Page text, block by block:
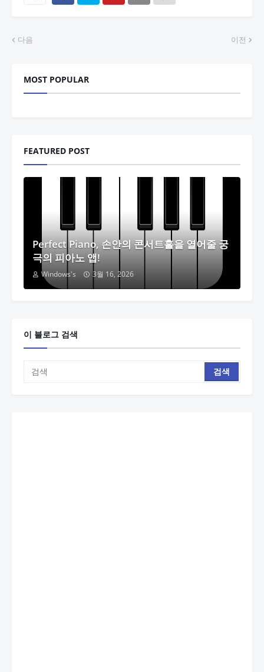
다음 이전
MOST POPULAR
FEATURED POST
Perfect Piano, 손안의 콘서트홀을 열어줄 궁
극의 피아노 앱!
Windows's 3월 16, 2026
이 블로그 검색